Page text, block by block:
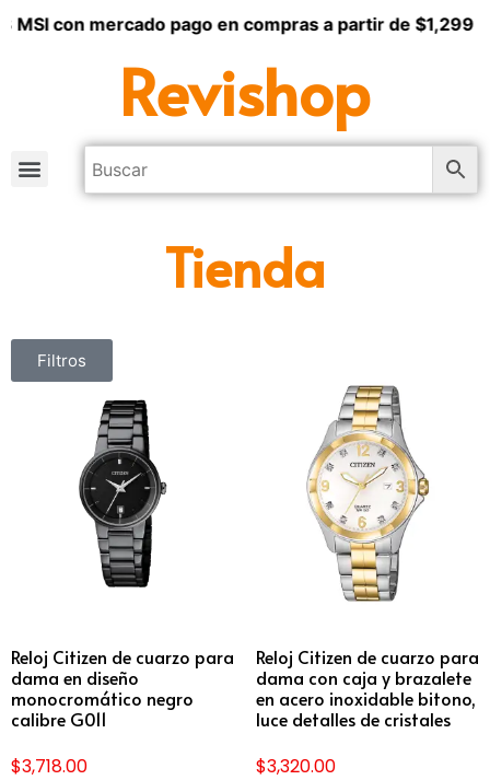
MSI con mercado pago en compras a partir de $1,299
Revishop
Tienda
Filtros
Reloj Citizen de cuarzo para
dama en diseño
monocromático negro
calibre G011
$3,718.00
Reloj Citizen de cuarzo para
dama con caja y brazalete
en acero inoxidable bitono,
luce detalles de cristales
$3,320.00